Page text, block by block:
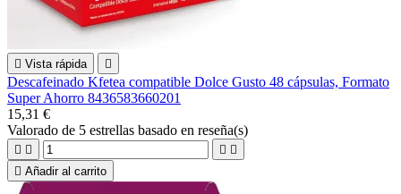
 Vista rápida 
Descafeinado Kfetea compatible Dolce Gusto 48 cápsulas, Formato
Super Ahorro 8436583660201
15,31 €
Valorado de 5 estrellas basado en reseña(s)
   
 Añadir al carrito